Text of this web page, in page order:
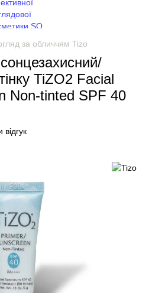
за обличчям Tizo
TiZO2 Facial
Non-tinted SPF 40